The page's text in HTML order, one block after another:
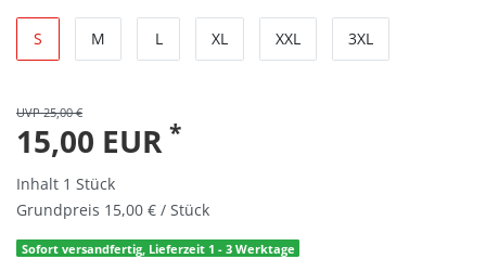
S M L XL XXL 3XL
UVP 25,00 €
15,00 EUR *
Inhalt 1 Stück
Grundpreis 15,00 € / Stück
Sofort versandfertig, Lieferzeit 1 - 3 Werktage